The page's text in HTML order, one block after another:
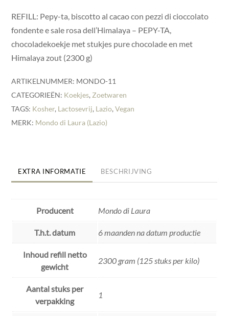
REFILL: Pepy-ta, biscotto al cacao con pezzi di cioccolato
fondente e sale rosa dell’Himalaya – PEPY-TA,
chocoladekoekje met stukjes pure chocolade en met
Himalaya zout (2300 g)
ARTIKELNUMMER: MONDO-11
CATEGORIEËN: Koekjes, Zoetwaren
TAGS: Kosher, Lactosevrij, Lazio,Vegan
MERK: Mondo di Laura (Lazio)
EXTRA INFORMATIE BESCHRIJVING
Producent Mondo di Laura
T.h.t. datum 6 maanden na datum productie
Inhoud refill netto
gewicht
2300 gram (125 stuks per kilo)
Aantal stuks per
verpakking
1